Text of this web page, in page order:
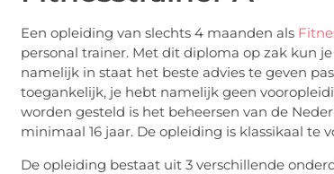
Een opleiding van slechts 4 maanden als
personal trainer. Met dit diploma op zak kun
namelijk in staat het beste advies te geven
toegankelijk, je hebt namelijk geen
worden gesteld is het beheersen van de
minimaal 16 jaar. De opleiding is klassikaal te
De opleiding bestaat uit 3 verschillende